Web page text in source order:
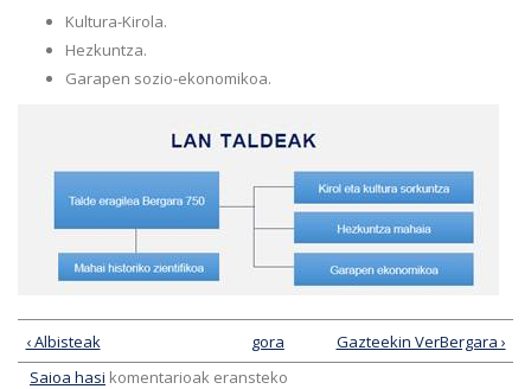
Kultura-Kirola.
Hezkuntza.
Garapen sozio-ekonomikoa.
‹ Albisteak gora
Gazteekin VerBergara ›
Saioa hasi komentarioak eransteko